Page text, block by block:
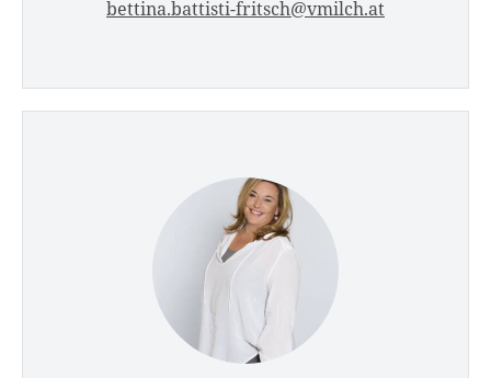
bettina.battisti-fritsch@vmilch.at